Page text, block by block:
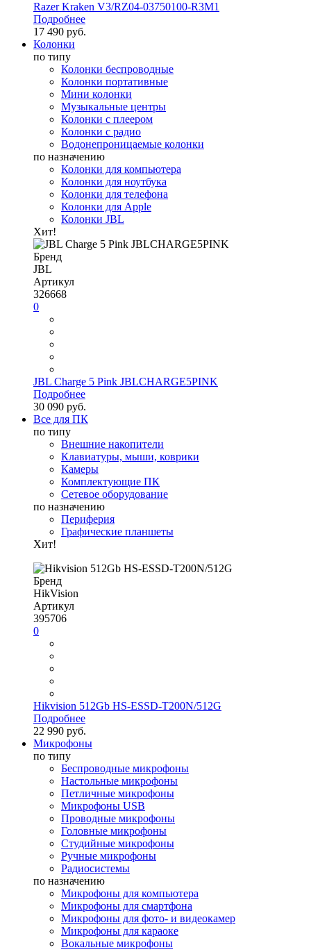
Razer Kraken V3/RZ04-03750100-R3M1
Подробнее
17 490 руб.
Колонки
по типу
Колонки беспроводные
Колонки портативные
Мини колонки
Музыкальные центры
Колонки с плеером
Колонки с радио
Водонепроницаемые колонки
по назначению
Колонки для компьютера
Колонки для ноутбука
Колонки для телефона
Колонки для Apple
Колонки JBL
Хит!
Бренд
JBL
Артикул
326668
0
JBL Charge 5 Pink JBLCHARGE5PINK
Подробнее
30 090 руб.
Все для ПК
по типу
Внешние накопители
Клавиатуры, мыши, коврики
Камеры
Комплектующие ПК
Сетевое оборудование
по назначению
Периферия
Графические планшеты
Хит!
Бренд
HikVision
Артикул
395706
0
Hikvision 512Gb HS-ESSD-T200N/512G
Подробнее
22 990 руб.
Микрофоны
по типу
Беспроводные микрофоны
Настольные микрофоны
Петличные микрофоны
Микрофоны USB
Проводные микрофоны
Головные микрофоны
Студийные микрофоны
Ручные микрофоны
Радиосистемы
по назначению
Микрофоны для компьютера
Микрофоны для смартфона
Микрофоны для фото- и видеокамер
Микрофоны для караоке
Вокальные микрофоны